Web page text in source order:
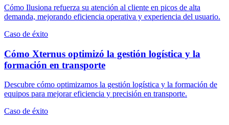
Cómo Ilusiona refuerza su atención al cliente en picos de alta
demanda, mejorando eficiencia operativa y experiencia del usuario.
Caso de éxito
Cómo Xternus optimizó la gestión logística y la
formación en transporte
Descubre cómo optimizamos la gestión logística y la formación de
equipos para mejorar eficiencia y precisión en transporte.
Caso de éxito